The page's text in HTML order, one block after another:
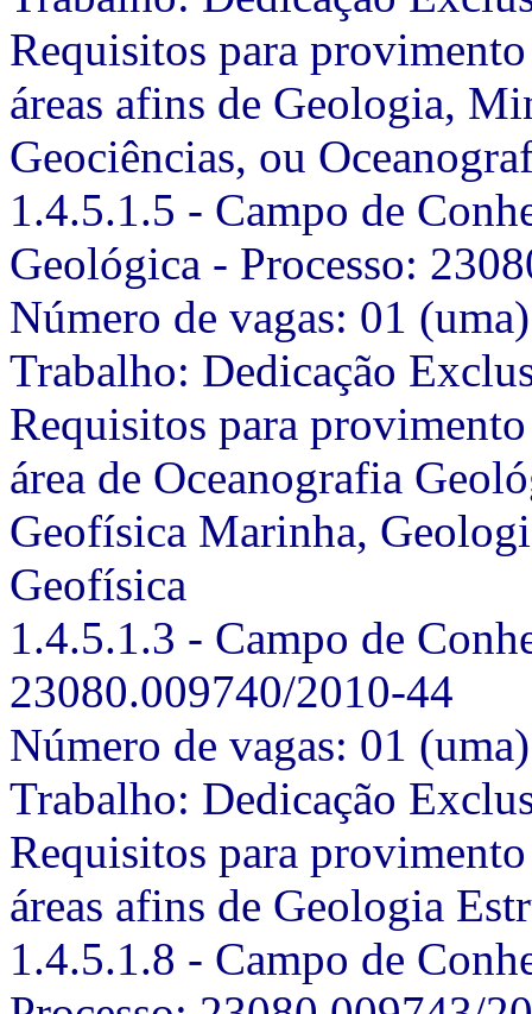
Requisitos para
áreas afins de Geologia,
Geociências, ou
1.4.5.1.5 - Campo de
Geológica - Processo:
Número de vagas: 01
Trabalho: Dedicação
Requisitos para
área de Oceanografia
Geofísica Marinha,
Geofísica
1.4.5.1.3 - Campo de
23080.009740/2010-44
Número de vagas: 01
Trabalho: Dedicação
Requisitos para
áreas afins de Geologia
1.4.5.1.8 - Campo de